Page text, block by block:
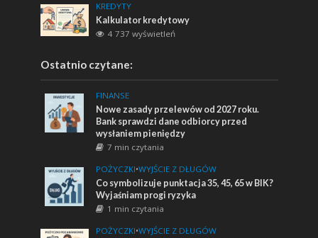
KREDYTY
Kalkulator kredytowy
4 737 wyświetleń
Ostatnio czytane:
FINANSE
Nowe zasady przelewów od 2027 roku.
Bank sprawdzi dane odbiorcy przed
wysłaniem pieniędzy
7 min czytania
POŻYCZKI•WYJŚCIE Z DŁUGÓW
Co symbolizuje punktacja 35, 45, 65 w BIK?
Wyjaśniam progi ryzyka
1 min czytania
POŻYCZKI•WYJŚCIE Z DŁUGÓW